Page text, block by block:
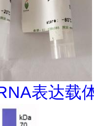
表达载